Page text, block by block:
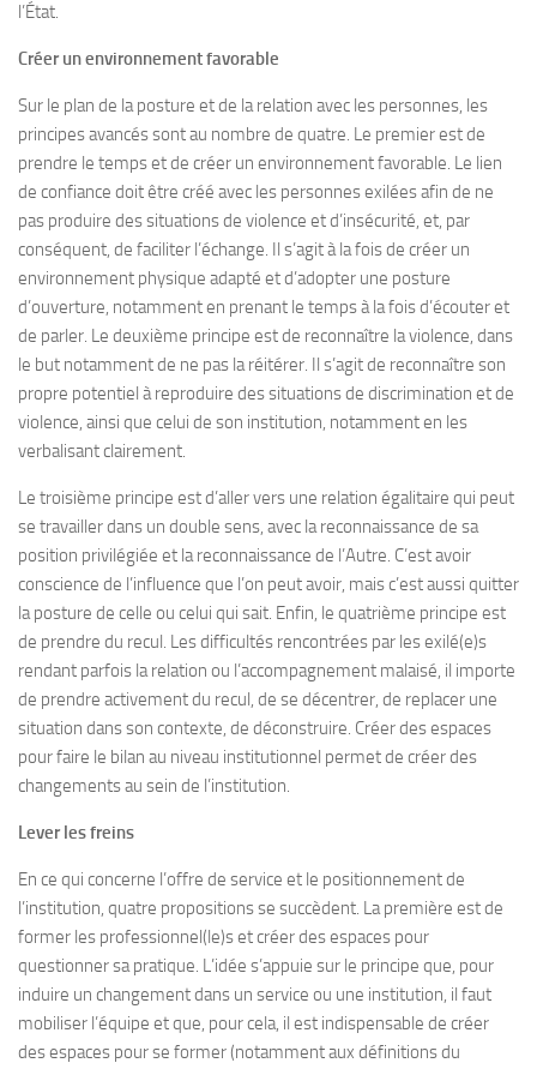
l’État.
Créer un environnement favorable
Sur le plan de la posture et de la relation avec les personnes, les
principes avancés sont au nombre de quatre. Le premier est de
prendre le temps et de créer un environnement favorable. Le lien
de confiance doit être créé avec les personnes exilées afin de ne
pas produire des situations de violence et d’insécurité, et, par
conséquent, de faciliter l’échange. Il s’agit à la fois de créer un
environnement physique adapté et d’adopter une posture
d’ouverture, notamment en prenant le temps à la fois d’écouter et
de parler. Le deuxième principe est de reconnaître la violence, dans
le but notamment de ne pas la réitérer. Il s’agit de reconnaître son
propre potentiel à reproduire des situations de discrimination et de
violence, ainsi que celui de son institution, notamment en les
verbalisant clairement.
Le troisième principe est d’aller vers une relation égalitaire qui peut
se travailler dans un double sens, avec la reconnaissance de sa
position privilégiée et la reconnaissance de l’Autre. C’est avoir
conscience de l’influence que l’on peut avoir, mais c’est aussi quitter
la posture de celle ou celui qui sait. Enfin, le quatrième principe est
de prendre du recul. Les difficultés rencontrées par les exilé(e)s
rendant parfois la relation ou l’accompagnement malaisé, il importe
de prendre activement du recul, de se décentrer, de replacer une
situation dans son contexte, de déconstruire. Créer des espaces
pour faire le bilan au niveau institutionnel permet de créer des
changements au sein de l’institution.
Lever les freins
En ce qui concerne l’offre de service et le positionnement de
l’institution, quatre propositions se succèdent. La première est de
former les professionnel(le)s et créer des espaces pour
questionner sa pratique. L’idée s’appuie sur le principe que, pour
induire un changement dans un service ou une institution, il faut
mobiliser l’équipe et que, pour cela, il est indispensable de créer
des espaces pour se former (notamment aux définitions du